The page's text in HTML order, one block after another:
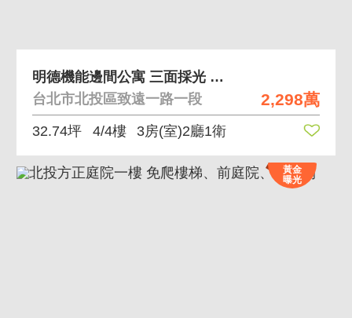
2,298萬
明德機能邊間公寓 三面採光 機能棒 格局方正
台北市北投區致遠一路一段
32.74坪 4/4樓 3房(室)2廳1衛
黃金
曝光